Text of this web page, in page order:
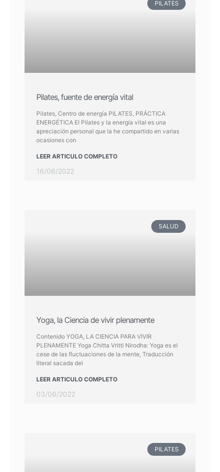
PILATES
Pilates, fuente de energía vital
Pilates, Centro de energía PILATES, PRÁCTICA
ENERGÉTICA El Pilates y la energía vital es una
apreciación personal que la he compartido en varias
ocasiones con
LEER ARTICULO COMPLETO
16/06/2022
SALUD
Yoga, la Ciencia de vivir plenamente
Contenido YOGA, LA CIENCIA PARA VIVIR
PLENAMENTE Yoga Chitta Vritti Nirodha: Yoga es el
cese de las fluctuaciones de la mente, Traducción
literal sacada del
LEER ARTICULO COMPLETO
03/06/2022
PILATES